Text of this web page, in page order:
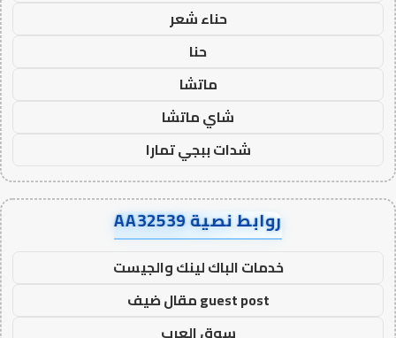
حناء شعر
حنا
ماتشا
شاي ماتشا
شدات ببجي تمارا
روابط نصية AA32539
خدمات الباك لينك والجيست
guest post مقال ضيف